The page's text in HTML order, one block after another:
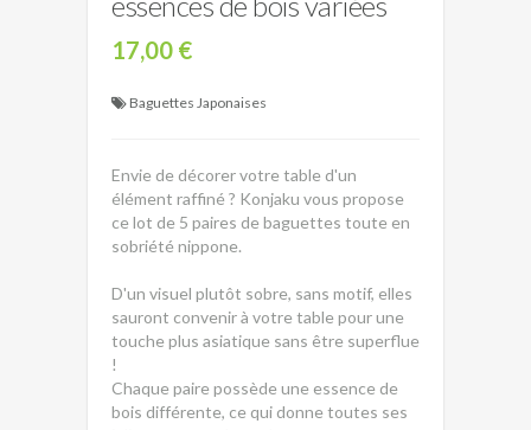
17,00 €
Baguettes Japonaises
Envie de décorer votre table d'un
élément raffiné ? Konjaku vous propose
ce lot de 5 paires de baguettes toute en
sobriété nippone.
D'un visuel plutôt sobre, sans motif, elles
sauront convenir à votre table pour une
touche plus asiatique sans être superflue
!
Chaque paire possède une essence de
bois différente, ce qui donne toutes ses